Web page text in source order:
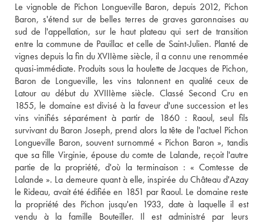
Le vignoble de Pichon Longueville Baron, depuis 2012, Pichon
Baron, s'étend sur de belles terres de graves garonnaises au
sud de l'appellation, sur le haut plateau qui sert de transition
entre la commune de Pauillac et celle de Saint-Julien. Planté de
vignes depuis la fin du XVIIème siècle, il a connu une renommée
quasi-immédiate. Produits sous la houlette de Jacques de Pichon,
Baron de Longueville, les vins talonnent en qualité ceux de
Latour au début du XVIIIème siècle. Classé Second Cru en
1855, le domaine est divisé à la faveur d'une succession et les
vins vinifiés séparément à partir de 1860 : Raoul, seul fils
survivant du Baron Joseph, prend alors la tête de l'actuel Pichon
Longueville Baron, souvent surnommé « Pichon Baron », tandis
que sa fille Virginie, épouse du comte de Lalande, reçoit l'autre
partie de la propriété, d'où la terminaison : « Comtesse de
Lalande ». La demeure quant à elle, inspirée du Château d'Azay
le Rideau, avait été édifiée en 1851 par Raoul. Le domaine reste
la propriété des Pichon jusqu'en 1933, date à laquelle il est
vendu à la famille Bouteiller. Il est administré par leurs